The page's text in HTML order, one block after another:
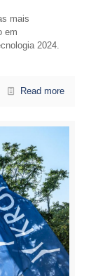
mais
em
2024.
Read more